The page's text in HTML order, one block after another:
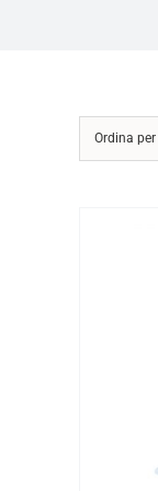
Ordina per